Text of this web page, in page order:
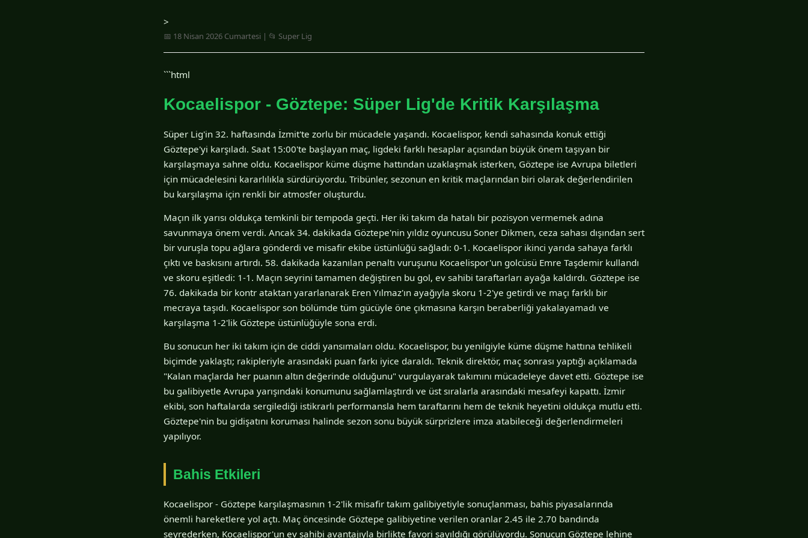
>
📅 18 Nisan 2026 Cumartesi | 📂 Super Lig
```html
Kocaelispor - Göztepe: Süper Lig'de Kritik Karşılaşma
Süper Lig'in 32. haftasında İzmit'te zorlu bir mücadele yaşandı. Kocaelispor, kendi sahasında konuk ettiği
Göztepe'yi karşıladı. Saat 15:00'te başlayan maç, ligdeki farklı hesaplar açısından büyük önem taşıyan bir
karşılaşmaya sahne oldu. Kocaelispor küme düşme hattından uzaklaşmak isterken, Göztepe ise Avrupa biletleri
için mücadelesini kararlılıkla sürdürüyordu. Tribünler, sezonun en kritik maçlarından biri olarak değerlendirilen
bu karşılaşma için renkli bir atmosfer oluşturdu.
Maçın ilk yarısı oldukça temkinli bir tempoda geçti. Her iki takım da hatalı bir pozisyon vermemek adına
savunmaya önem verdi. Ancak 34. dakikada Göztepe'nin yıldız oyuncusu Soner Dikmen, ceza sahası dışından sert
bir vuruşla topu ağlara gönderdi ve misafir ekibe üstünlüğü sağladı: 0-1. Kocaelispor ikinci yarıda sahaya farklı
çıktı ve baskısını artırdı. 58. dakikada kazanılan penaltı vuruşunu Kocaelispor'un golcüsü Emre Taşdemir kullandı
ve skoru eşitledi: 1-1. Maçın seyrini tamamen değiştiren bu gol, ev sahibi taraftarları ayağa kaldırdı. Göztepe ise
76. dakikada bir kontr ataktan yararlanarak Eren Yılmaz'ın ayağıyla skoru 1-2'ye getirdi ve maçı farklı bir
mecraya taşıdı. Kocaelispor son bölümde tüm gücüyle öne çıkmasına karşın beraberliği yakalayamadı ve
karşılaşma 1-2'lik Göztepe üstünlüğüyle sona erdi.
Bu sonucun her iki takım için de ciddi yansımaları oldu. Kocaelispor, bu yenilgiyle küme düşme hattına tehlikeli
biçimde yaklaştı; rakipleriyle arasındaki puan farkı iyice daraldı. Teknik direktör, maç sonrası yaptığı açıklamada
"Kalan maçlarda her puanın altın değerinde olduğunu" vurgulayarak takımını mücadeleye davet etti. Göztepe ise
bu galibiyetle Avrupa yarışındaki konumunu sağlamlaştırdı ve üst sıralarla arasındaki mesafeyi kapattı. İzmir
ekibi, son haftalarda sergilediği istikrarlı performansla hem taraftarını hem de teknik heyetini oldukça mutlu etti.
Göztepe'nin bu gidişatını koruması halinde sezon sonu büyük sürprizlere imza atabileceği değerlendirmeleri
yapılıyor.
Bahis Etkileri
Kocaelispor - Göztepe karşılaşmasının 1-2'lik misafir takım galibiyetiyle sonuçlanması, bahis piyasalarında
önemli hareketlere yol açtı. Maç öncesinde Göztepe galibiyetine verilen oranlar 2.45 ile 2.70 bandında
seyrederken, Kocaelispor'un ev sahibi avantajıyla birlikte favori sayıldığı görülüyordu. Sonucun Göztepe lehine